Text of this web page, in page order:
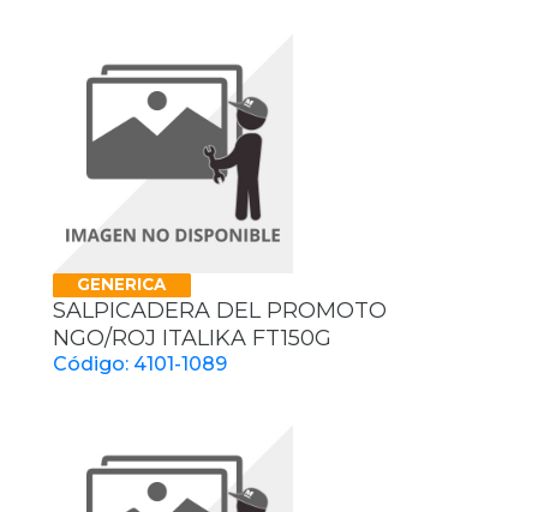
GENERICA
SALPICADERA DEL PROMOTO
NGO/ROJ ITALIKA FT150G
Código: 4101-1089